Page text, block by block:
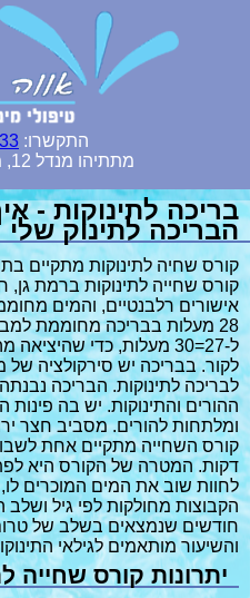
התקשרו:
מתתיהו מנדל 12, מרום נווה, רמת גן.
בריכה לתינוקות -
הבריכה לתינוק שלי
קורס שחיה לתינוקות מתקיים
קורס שחייה לתינוקות ברמת גן,
28 מעלות בבריכה מחוממת
ל-27=30 מעלות, כדי
לקור. בבריכה יש סירקולציה
לבריכה לתינוקות. הבריכה
ההורים והתינוקות. יש בה פינות
ומלתחות להורים. מסביב חצר
דקות. המטרה של הקורס היא
לחוות שוב את המים המוכרים
חודשים שנמצאים בשלב של
והשיעור מותאמים לגילאי
יתרונות קורס שחייה